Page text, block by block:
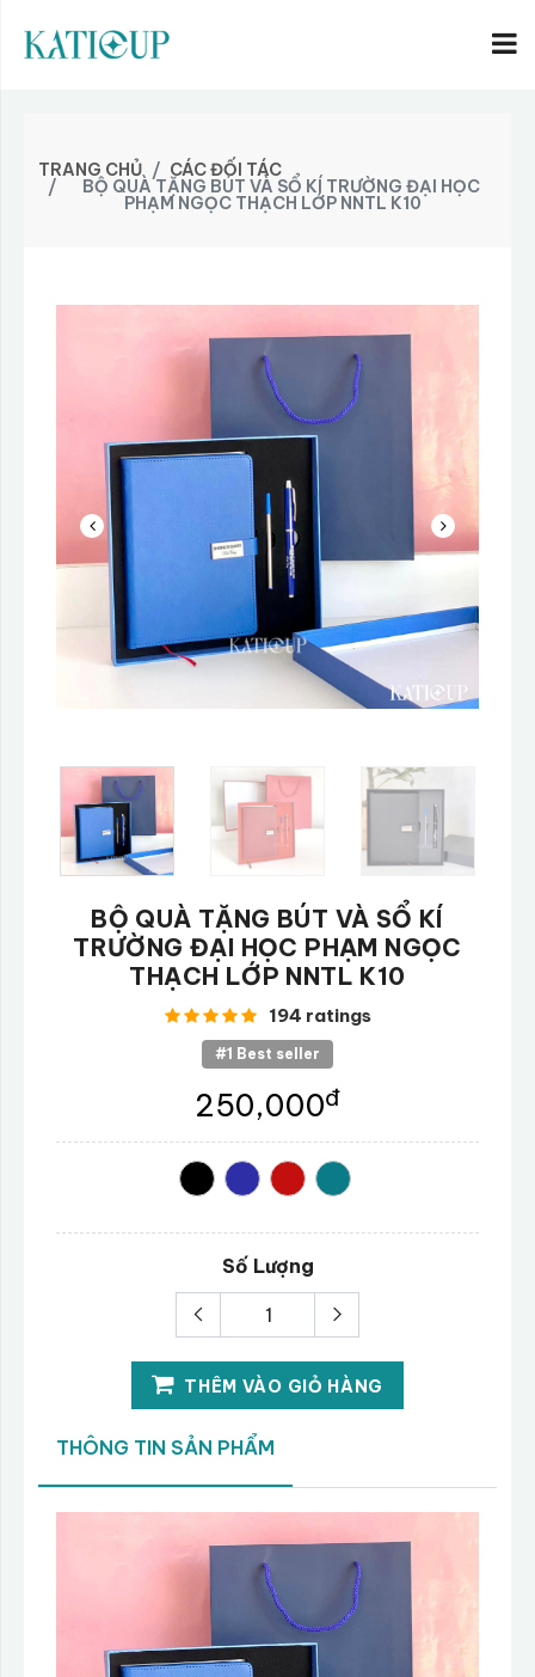
TRANG CHỦ CÁC ĐỐI TÁC
BỘ QUÀ TẶNG BÚT VÀ SỔ KÍ TRƯỜNG ĐẠI HỌC
PHẠM NGỌC THẠCH LỚP NNTL K10
BỘ QUÀ TẶNG BÚT VÀ SỔ KÍ
TRƯỜNG ĐẠI HỌC PHẠM NGỌC
THẠCH LỚP NNTL K10
194 ratings
#1 Best seller
250,000đ
Số Lượng
THÊM VÀO GIỎ HÀNG
THÔNG TIN SẢN PHẨM